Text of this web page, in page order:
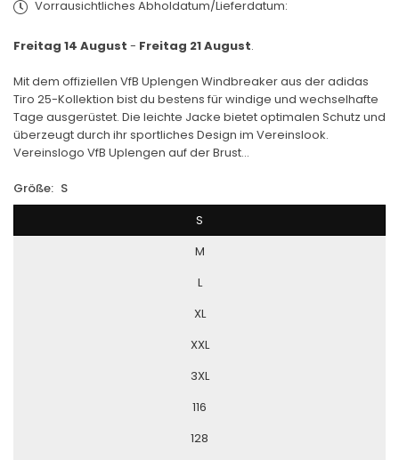
Vorrausichtliches Abholdatum/Lieferdatum:
Freitag 14 August - Freitag 21 August.
Mit dem offiziellen VfB Uplengen Windbreaker aus der adidas
Tiro 25-Kollektion bist du bestens für windige und wechselhafte
Tage ausgerüstet. Die leichte Jacke bietet optimalen Schutz und
überzeugt durch ihr sportliches Design im Vereinslook.
Vereinslogo VfB Uplengen auf der Brust...
Größe: S
S
M
L
XL
XXL
3XL
116
128